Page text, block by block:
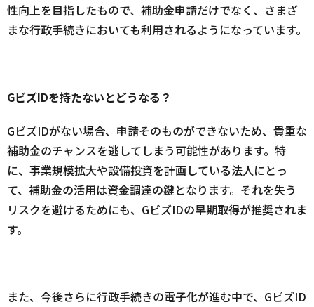
性向上を目指したもので、補助金申請だけでなく、さまざ
まな行政手続きにおいても利用されるようになっています。
GビズIDを持たないとどうなる？
GビズIDがない場合、申請そのものができないため、貴重な
補助金のチャンスを逃してしまう可能性があります。特
に、事業規模拡大や設備投資を計画している法人にとっ
て、補助金の活用は資金調達の鍵となります。それを失う
リスクを避けるためにも、GビズIDの早期取得が推奨されま
す。
また、今後さらに行政手続きの電子化が進む中で、GビズID